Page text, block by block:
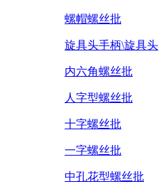
螺帽螺丝批
旋具头手柄\旋具头
内六角螺丝批
人字型螺丝批
十字螺丝批
一字螺丝批
中孔花型螺丝批